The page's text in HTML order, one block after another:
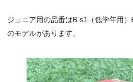
ジュニア用の品番はB-s1（低学年用）
のモデルがあります。